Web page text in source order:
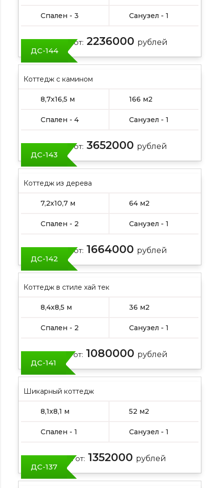
Спален - 3 Санузел - 1
Цена от: 2236000 рублей
ДС-144
Коттедж с камином
8,7х16,5 м 166 м2
Спален - 4 Санузел - 1
Цена от: 3652000 рублей
ДС-143
Коттедж из дерева
7,2х10,7 м 64 м2
Спален - 2 Санузел - 1
Цена от: 1664000 рублей
ДС-142
Коттедж в стиле хай тек
8,4х8,5 м 36 м2
Спален - 2 Санузел - 1
Цена от: 1080000 рублей
ДС-141
Шикарный коттедж
8,1х8,1 м 52 м2
Спален - 1 Санузел - 1
Цена от: 1352000 рублей
ДС-137